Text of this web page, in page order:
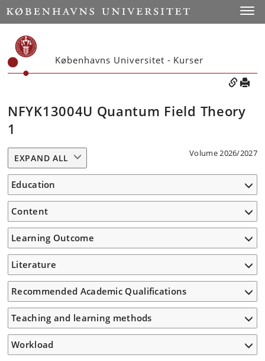
Københavns Universitet - Kurser
NFYK13004U Quantum Field Theory
1
Volume 2026/2027
EXPAND ALL
Education
Content
Learning Outcome
Literature
Recommended Academic Qualifications
Teaching and learning methods
Workload